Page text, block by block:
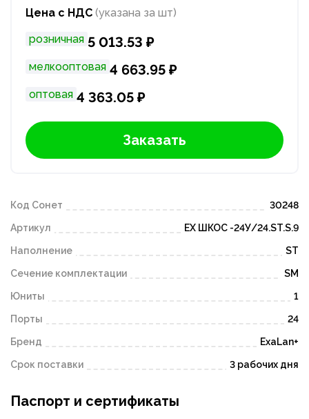
Цена с НДС (указана за шт)
розничная 5 013.53 ₽
мелкооптовая 4 663.95 ₽
оптовая 4 363.05 ₽
Заказать
Код Сонет 30248
Артикул ЕХ ШКОС -24У/24.ST.S.9
Наполнение ST
Сечение комплектации SM
Юниты 1
Порты 24
Бренд ExaLan+
Срок поставки 3 рабочих дня
Паспорт и сертификаты